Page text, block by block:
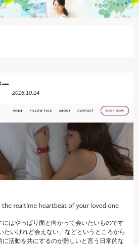
ー
2016.10.14
にはやっぱり面と向かって会いたいものです
たいけれど会えない」などというところから
に活動を共にするのが難しいと言う日常的な